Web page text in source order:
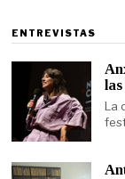
ENTREVISTAS
La